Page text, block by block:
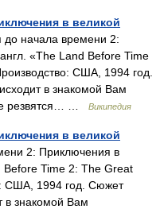
в великой
начала времени 2:
«The Land Before Time
США, 1994 год.
в знакомой Вам
резвятся… …
Википедия
в великой
2: Приключения в
Before Time 2: The Great
США, 1994 год. Сюжет
в знакомой Вам